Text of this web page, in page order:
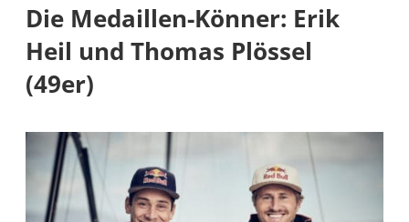
Die Medaillen-Könner: Erik
Heil und Thomas Plössel
(49er)